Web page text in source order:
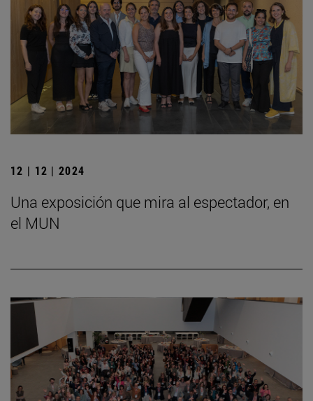
12 | 12 | 2024
Una exposición que mira al espectador, en
el MUN